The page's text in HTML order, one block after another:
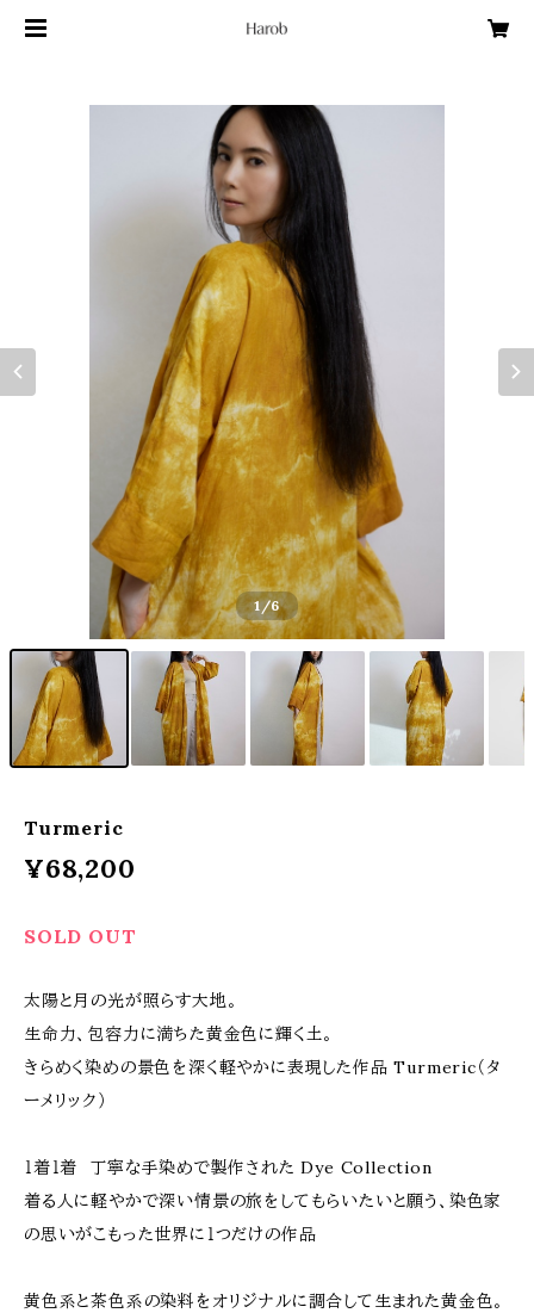
1/6
Turmeric
¥68,200
SOLD OUT
太陽と月の光が照らす大地。
生命力、包容力に満ちた黄金色に輝く土。
きらめく染めの景色を深く軽やかに表現した作品 Turmeric（タ
ーメリック）
１着１着 丁寧な手染めで製作された Dye Collection
着る人に軽やかで深い情景の旅をしてもらいたいと願う、染色家
の思いがこもった世界に１つだけの作品
黄色系と茶色系の染料をオリジナルに調合して生まれた黄金色。